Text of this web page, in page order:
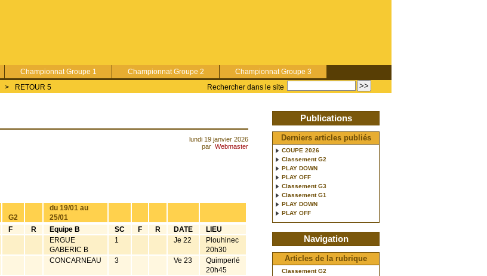
Championnat Groupe 1 Championnat Groupe 2
Championnat Groupe 3
Rechercher dans le site
> RETOUR 5
lundi 19 janvier 2026
par Webmaster
G2
du 19/01 au
25/01
F R Equipe B SC F R DATE
LIEU
ERGUE
GABERIC B
1 Je 22
Plouhinec
20h30
CONCARNEAU 3 Ve 23
Quimperlé
20h45
Publications
Derniers articles publiés
COUPE 2026
Classement G2
PLAY DOWN
PLAY OFF
Classement G3
Classement G1
PLAY DOWN
PLAY OFF
Navigation
Articles de la rubrique
Classement G2